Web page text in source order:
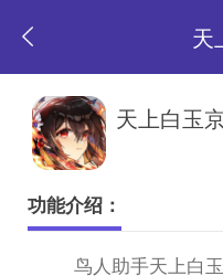
天
返 天上白玉
功能介绍：
鸟人助手天上白